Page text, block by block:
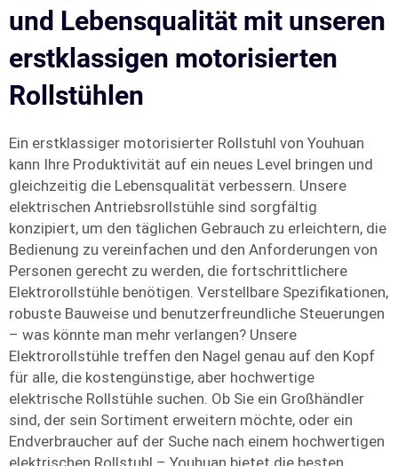
und Lebensqualität mit unseren
erstklassigen motorisierten
Rollstühlen
Ein erstklassiger motorisierter Rollstuhl von Youhuan
kann Ihre Produktivität auf ein neues Level bringen und
gleichzeitig die Lebensqualität verbessern. Unsere
elektrischen Antriebsrollstühle sind sorgfältig
konzipiert, um den täglichen Gebrauch zu erleichtern, die
Bedienung zu vereinfachen und den Anforderungen von
Personen gerecht zu werden, die fortschrittlichere
Elektrorollstühle benötigen. Verstellbare Spezifikationen,
robuste Bauweise und benutzerfreundliche Steuerungen
– was könnte man mehr verlangen? Unsere
Elektrorollstühle treffen den Nagel genau auf den Kopf
für alle, die kostengünstige, aber hochwertige
elektrische Rollstühle suchen. Ob Sie ein Großhändler
sind, der sein Sortiment erweitern möchte, oder ein
Endverbraucher auf der Suche nach einem hochwertigen
elektrischen Rollstuhl – Youhuan bietet die besten